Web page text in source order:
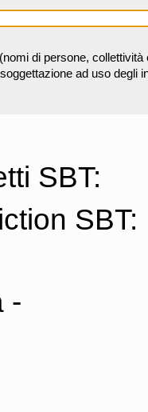
di persone,
ad uso degli
SBT:
SBT:
-